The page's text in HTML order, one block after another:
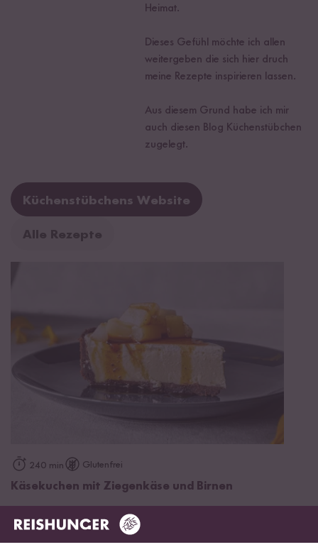
Heimat.
Dieses Gefühl möchte ich allen
weitergeben die sich hier druch
meine Rezepte inspirieren lassen.
Aus diesem Grund habe ich mir
auch diesen Blog Küchenstübchen
zugelegt.
Küchenstübchens Website
Alle Rezepte
240 min Glutenfrei
Käsekuchen mit Ziegenkäse und Birnen